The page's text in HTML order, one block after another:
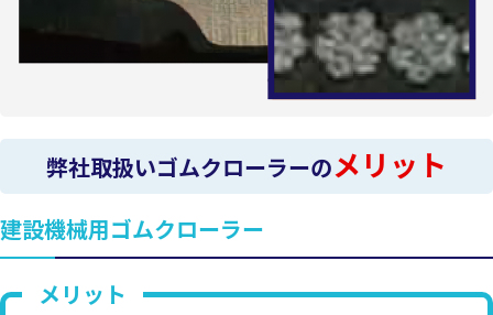
弊社取扱いゴムクローラーのメリット
建設機械用ゴムクローラー